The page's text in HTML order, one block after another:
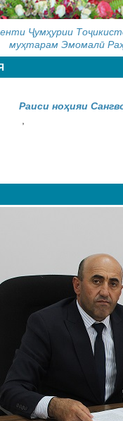
Ҷумҳурии
муҳтарам Эмомалӣ
Раиси ноҳияи
,